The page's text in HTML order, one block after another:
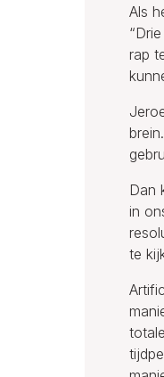
Als
rap
Dan
in
te